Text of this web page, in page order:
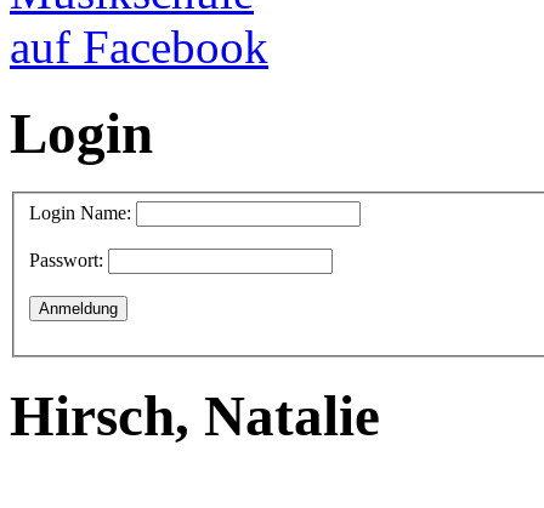
Login
Login Name:
Passwort:
Hirsch, Natalie